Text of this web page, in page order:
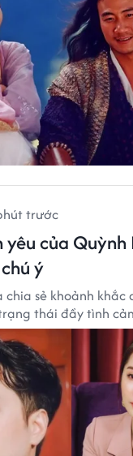
trước
yêu của
ý
sẻ khoảnh khắc
thái đầy tình